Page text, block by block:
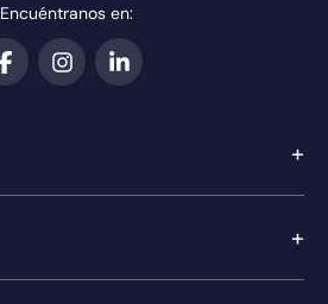
Encuéntranos en:
+
+